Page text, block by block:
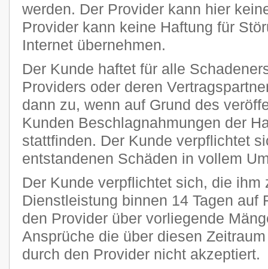
werden. Der Provider kann hier
Provider kann keine Haftung für
Internet übernehmen.
Der Kunde haftet für alle
Providers oder deren
dann zu, wenn auf Grund des
Kunden Beschlagnahmungen der
stattfinden. Der Kunde verpflichtet
entstandenen Schäden in vollem
Der Kunde verpflichtet sich, die ihm
Dienstleistung binnen 14 Tagen auf
den Provider über vorliegende
Ansprüche die über diesen
durch den Provider nicht akzeptiert.